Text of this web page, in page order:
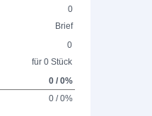
0
Brief
0
für 0 Stück
0 / 0%
0 / 0%